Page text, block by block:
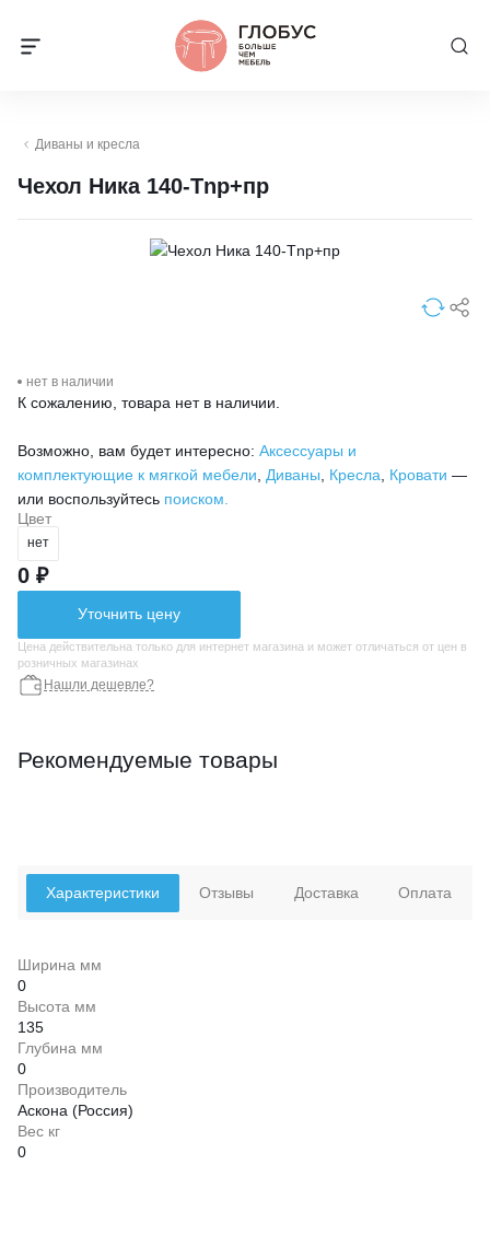
Диваны и кресла
Чехол Ника 140-Тnp+пр
нет в наличии
К сожалению, товара нет в наличии.
Возможно, вам будет интересно: Аксессуары и
комплектующие к мягкой мебели
Диваны Кресла Кровати —
или воспользуйтесь поиском.
Цвет
нет
0 ₽
Уточнить цену
Цена действительна только для интернет магазина и может отличаться от цен в
розничных магазинах
Нашли дешевле?
Рекомендуемые товары
Характеристики
Ширина мм
0
Высота мм
135
Глубина мм
0
Производитель
Аскона (Россия)
Вес кг
0
Отзывы Доставка Оплата